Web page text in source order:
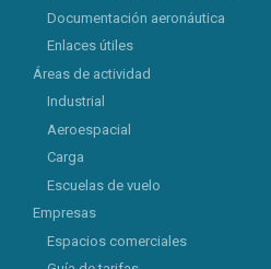
Documentación aeronáutica
Enlaces útiles
Áreas de actividad
Industrial
Aeroespacial
Carga
Escuelas de vuelo
Empresas
Espacios comerciales